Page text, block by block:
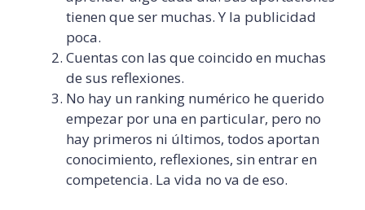
tienen que ser muchas. Y la publicidad
poca.
Cuentas con las que coincido en muchas
de sus reflexiones.
No hay un ranking numérico he querido
empezar por una en particular, pero no
hay primeros ni últimos, todos aportan
conocimiento, reflexiones, sin entrar en
competencia. La vida no va de eso.